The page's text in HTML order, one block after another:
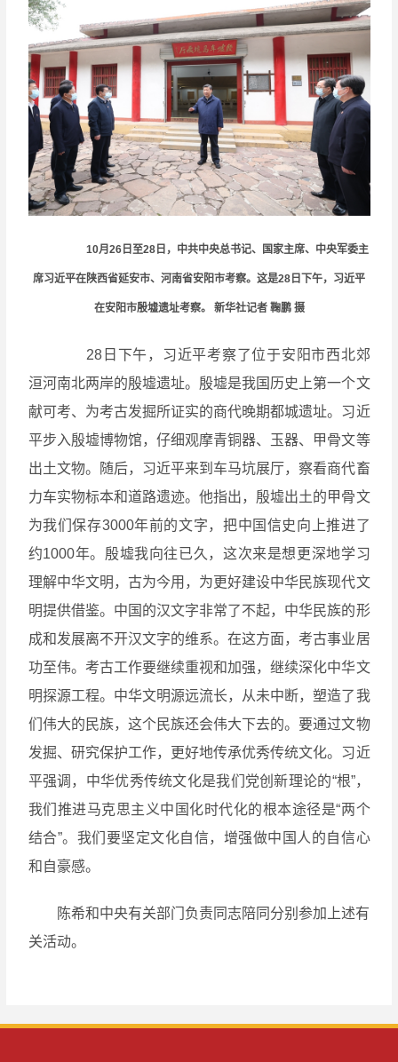
10月26日至28日，中共中央总书记、国家主席、中央军委主
席习近平在陕西省延安市、河南省安阳市考察。这是28日下午，习近平
在安阳市殷墟遗址考察。 新华社记者 鞠鹏 摄
28日下午，习近平考察了位于安阳市西北郊
洹河南北两岸的殷墟遗址。殷墟是我国历史上第一个文
献可考、为考古发掘所证实的商代晚期都城遗址。习近
平步入殷墟博物馆，仔细观摩青铜器、玉器、甲骨文等
出土文物。随后，习近平来到车马坑展厅，察看商代畜
力车实物标本和道路遗迹。他指出，殷墟出土的甲骨文
为我们保存3000年前的文字，把中国信史向上推进了
约1000年。殷墟我向往已久，这次来是想更深地学习
理解中华文明，古为今用，为更好建设中华民族现代文
明提供借鉴。中国的汉文字非常了不起，中华民族的形
成和发展离不开汉文字的维系。在这方面，考古事业居
功至伟。考古工作要继续重视和加强，继续深化中华文
明探源工程。中华文明源远流长，从未中断，塑造了我
们伟大的民族，这个民族还会伟大下去的。要通过文物
发掘、研究保护工作，更好地传承优秀传统文化。习近
平强调，中华优秀传统文化是我们党创新理论的“根”，
我们推进马克思主义中国化时代化的根本途径是“两个
结合”。我们要坚定文化自信，增强做中国人的自信心
和自豪感。
陈希和中央有关部门负责同志陪同分别参加上述有
关活动。